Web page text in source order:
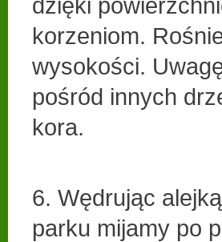
korzeniom.
wysokości.
pośród innych
kora.
6. Wędrując
parku mijamy po